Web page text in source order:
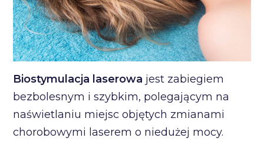
Biostymulacja laserowa jest zabiegiem
bezbolesnym i szybkim, polegającym na
naświetlaniu miejsc objętych zmianami
chorobowymi laserem o niedużej mocy.